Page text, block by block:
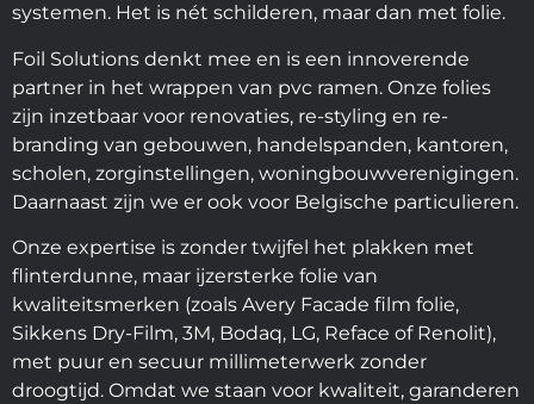
systemen. Het is nét schilderen, maar dan met folie.
Foil Solutions denkt mee en is een innoverende
partner in het wrappen van pvc ramen. Onze folies
zijn inzetbaar voor renovaties, re-styling en re-
branding van gebouwen, handelspanden, kantoren,
scholen, zorginstellingen, woningbouwverenigingen.
Daarnaast zijn we er ook voor Belgische particulieren.
Onze expertise is zonder twijfel het plakken met
flinterdunne, maar ijzersterke folie van
kwaliteitsmerken (zoals Avery Facade film folie,
Sikkens Dry-Film, 3M, Bodaq, LG, Reface of Renolit),
met puur en secuur millimeterwerk zonder
droogtijd. Omdat we staan voor kwaliteit, garanderen